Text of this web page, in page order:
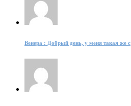
Венера : Добрый день, у меня такая же с